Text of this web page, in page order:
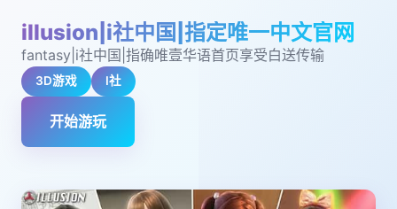
illusion|i社中国|指定唯一中文官网
fantasy|i社中国|指确唯壹华语首页享受白送传输
3D游戏 I社
开始游玩